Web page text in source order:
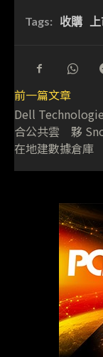
Tags: 收購
前一篇文章
Dell
合公共雲 夥
在地建數據倉庫